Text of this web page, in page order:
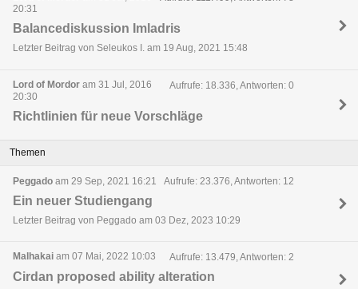
20:31
Balancediskussion Imladris
Letzter Beitrag von Seleukos I. am 19 Aug, 2021 15:48
Lord of Mordor am 31 Jul, 2016
20:30
Aufrufe: 18.336, Antworten: 0
Richtlinien für neue Vorschläge
Themen
Peggado am 29 Sep, 2021 16:21 Aufrufe: 23.376, Antworten: 12
Ein neuer Studiengang
Letzter Beitrag von Peggado am 03 Dez, 2023 10:29
Malhakai am 07 Mai, 2022 10:03 Aufrufe: 13.479, Antworten: 2
Cirdan proposed ability alteration